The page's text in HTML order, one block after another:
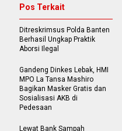
Pos Terkait
Ditreskrimsus Polda Banten
Berhasil Ungkap Praktik
Aborsi Ilegal
Gandeng Dinkes Lebak, HMI
MPO La Tansa Mashiro
Bagikan Masker Gratis dan
Sosialisasi AKB di
Pedesaan
Lewat Bank Sampah